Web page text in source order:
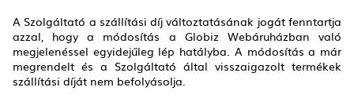
A Szolgáltató a szállítási díj változtatásának jogát fenntartja
azzal, hogy a módosítás a Globiz Webáruházban való
megjelenéssel egyidejűleg lép hatályba. A módosítás a már
megrendelt és a Szolgáltató által visszaigazolt termékek
szállítási díját nem befolyásolja.